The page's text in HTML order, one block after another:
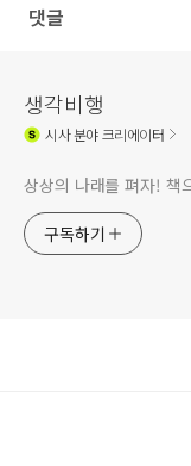
댓글
생각비행
시사분야 크리에이터
상상의 나래를 펴자! 책
구독하기